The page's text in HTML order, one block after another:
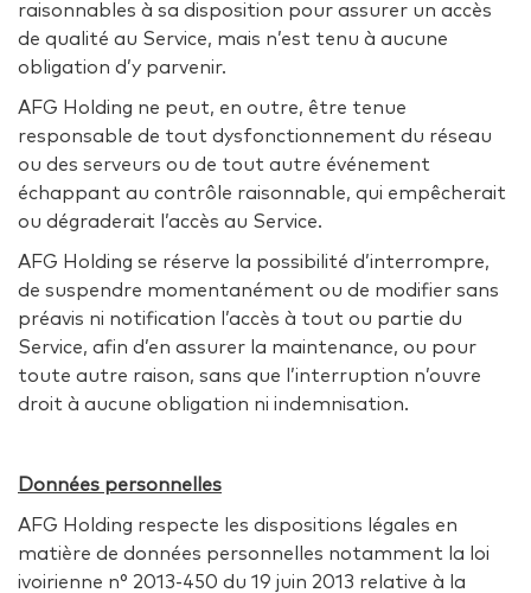
raisonnables à sa disposition pour assurer un accès
de qualité au Service, mais n’est tenu à aucune
obligation d’y parvenir.
AFG Holding ne peut, en outre, être tenue
responsable de tout dysfonctionnement du réseau
ou des serveurs ou de tout autre événement
échappant au contrôle raisonnable, qui empêcherait
ou dégraderait l’accès au Service.
AFG Holding se réserve la possibilité d’interrompre,
de suspendre momentanément ou de modifier sans
préavis ni notification l’accès à tout ou partie du
Service, afin d’en assurer la maintenance, ou pour
toute autre raison, sans que l’interruption n’ouvre
droit à aucune obligation ni indemnisation.
Données personnelles
AFG Holding respecte les dispositions légales en
matière de données personnelles notamment la loi
ivoirienne n° 2013-450 du 19 juin 2013 relative à la